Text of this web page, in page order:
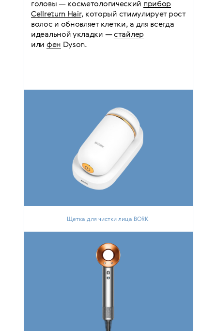
головы — косметологический прибор
Cellreturn Hair, который стимулирует рост
волос и обновляет клетки, а для всегда
идеальной укладки —стайлер
или фен Dyson.
Щетка для чистки лица BORK